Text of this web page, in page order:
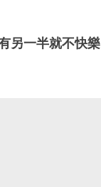
另一半就不快樂